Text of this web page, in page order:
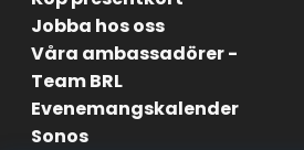
Jobba hos oss
Våra ambassadörer -
Team BRL
Evenemangskalender
Sonos